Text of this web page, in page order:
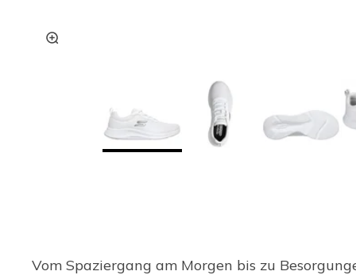
Vom Spaziergang am Morgen bis zu